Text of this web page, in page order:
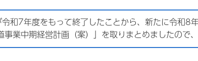
和7年度をもって終了したことから、新たに令和
業中期経営計画（案）」を取りまとめましたので